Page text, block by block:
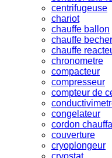
centrifugeuse
chariot
chauffe ballon
chauffe becher
chauffe
chronometre
compacteur
compresseur
compteur de
congelateur
cordon
couverture
cryoplongeur
cryostat